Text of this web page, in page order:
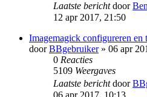
Laatste berichtdoor
12 apr 2017, 21:50
Imagemagick configureren en
doorBBgebruiker» 06 apr
0 Reacties
5109 Weergaves
Laatste berichtdoor